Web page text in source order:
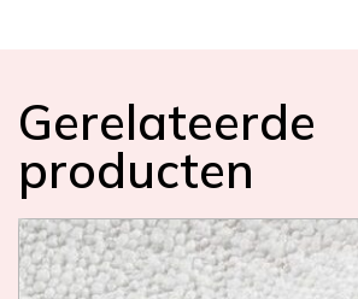
Gerelateerde
producten